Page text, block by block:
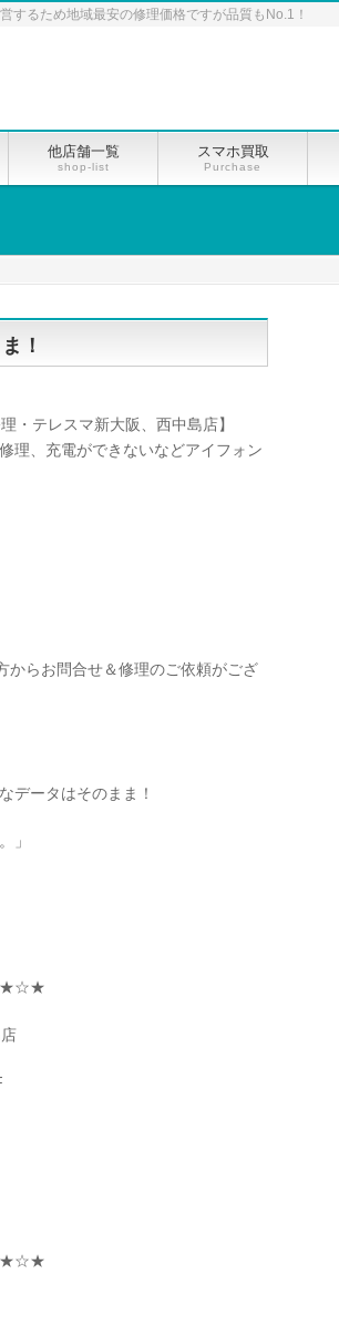
するため地域最安の修理価格ですが品質もNo.1！
他店舗一覧
shop-list
スマホ買取
Purchase
！
・テレスマ新大阪、西中島店】
理、充電ができないなどアイフォン
からお問合せ＆修理のご依頼がござ
データはそのまま！
」